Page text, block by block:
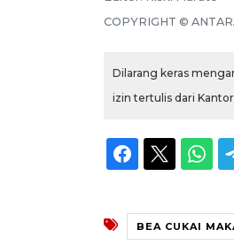
COPYRIGHT ©
Dilarang keras
izin tertulis dari
BEA CUKAI